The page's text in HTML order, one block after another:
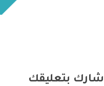
شارك بتعليقك